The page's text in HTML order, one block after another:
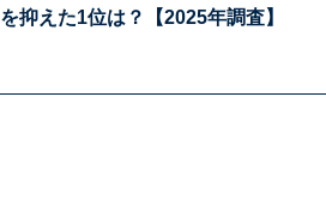
を抑えた1位は？【2025年調査】